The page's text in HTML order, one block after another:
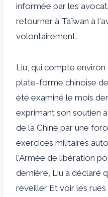
informée par les
retourner à Taïwan à
volontairement.
Liu, qui compte
plate-forme chinoise
été examiné le mois
exprimant son soutien
de la Chine par une
exercices militaires
l'Armée de libération
dernière, Liu a déclaré
réveiller Et voir les